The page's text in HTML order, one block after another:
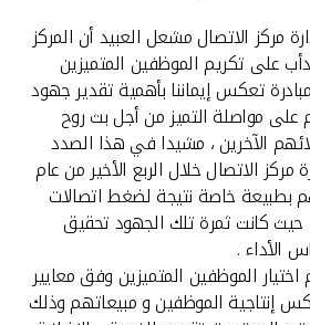
مركز الاتصال مشعل العبيد أن المركز
على تكريم الموظفين المتميزين
تعكس إيماننا بأهمية تقدير جهود
مواصلة التميز من أجل بث روح
الآخرين ، مشيدا في هذا الصدد
الاتصال خلال الربع الأخير من عام
بطبيعة خاصة نتيجة لضغط اتصالات
، حيث كانت ثمرة تلك الجهود تحقيق
الأداء .
اختيار الموظفين المتميزين وفق معايير
إنتاجية الموظفين و مبيعاتهم وذلك